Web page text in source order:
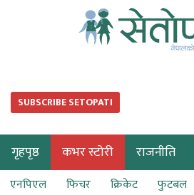
SUBSCRIBE SETOPATI
गृहपृष्ठ कभर स्टोरी राजनीति
एनपिएल फिचर क्रिकेट फुटबल